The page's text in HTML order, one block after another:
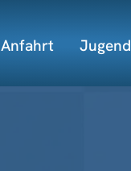
Anfahrt Jugend